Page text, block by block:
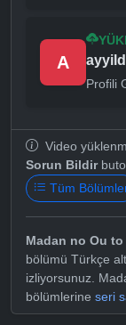
A
Profili
Video
Sorun Bildir
Tüm
Madan no Ou to
bölümü Türkçe
izliyorsunuz.
bölümlerine seri